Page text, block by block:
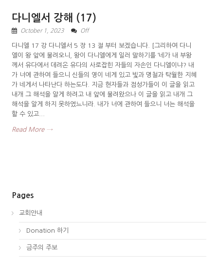
다니엘서 강해 (17)
October 1, 2023 Off
다니엘 17 강 다니엘서 5 장 13 절 부터 보겠습니다. [그리하여 다니
엘이 왕 앞에 불려오니, 왕이 다니엘에게 일러 말하기를 ‘네가 내 부왕
께서 유다에서 데려온 유다의 사로잡힌 자들의 자손인 다니엘이냐? 내
가 너에 관하여 들으니 신들의 영이 네게 있고 빛과 명철과 탁월한 지혜
가 네게서 나타난다 하는도다. 지금 현자들과 점성가들이 이 글을 읽고
내개 그 해석을 알게 하려고 내 앞에 불려왔으나 이 글을 읽고 내개 그
해석을 알게 하지 못하였느니라. 내가 너에 관하여 들으니 너는 해석을
할 수 있고...
Read More →
Pages
교회안내
Donation 하기
금주의 주보